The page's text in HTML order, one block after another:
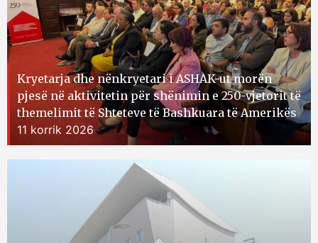
Kryetarja dhe nënkryetari i ASHAK-ut morën
pjesë në aktivitetin për shënimin e 250-vjetorit të
themelimit të Shteteve të Bashkuara të Amerikës
11 korrik 2026